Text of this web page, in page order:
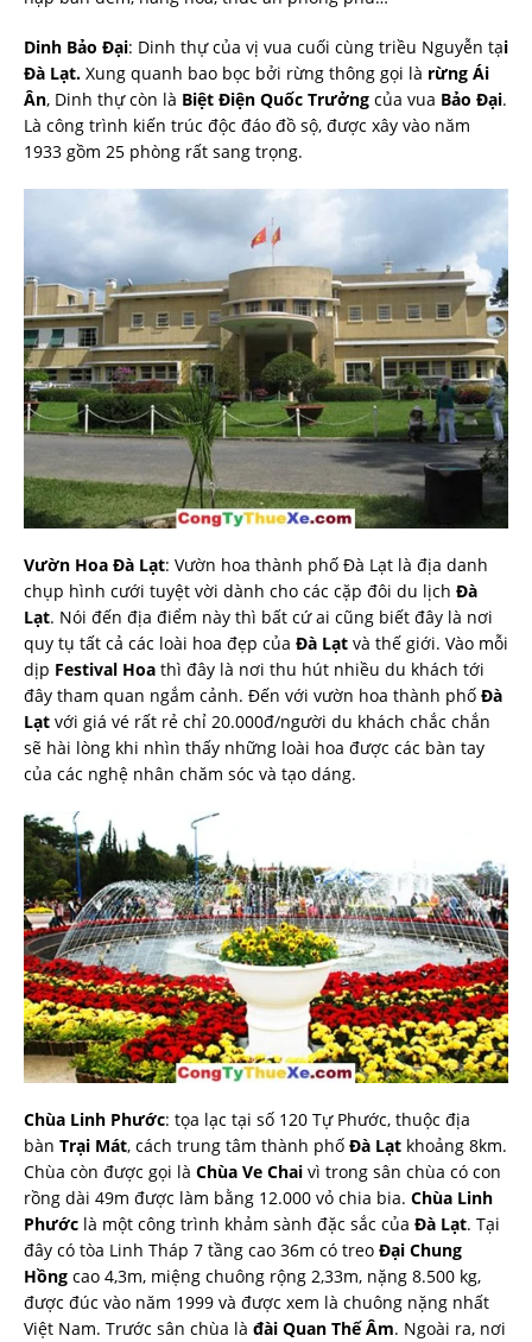
Dinh Bảo Đại: Dinh thự của vị vua cuối cùng triều Nguyễn tại
Đà Lạt. Xung quanh bao bọc bởi rừng thông gọi là rừng Ái
Ân, Dinh thự còn là Biệt Điện Quốc Trưởng của vua Bảo Đại.
Là công trình kiến trúc độc đáo đồ sộ, được xây vào năm
1933 gồm 25 phòng rất sang trọng.
Vườn Hoa Đà Lạt: Vườn hoa thành phố Đà Lạt là địa danh
chụp hình cưới tuyệt vời dành cho các cặp đôi du lịch Đà
Lạt. Nói đến địa điểm này thì bất cứ ai cũng biết đây là nơi
quy tụ tất cả các loài hoa đẹp của Đà Lạt và thế giới. Vào mỗi
dịp Festival Hoa thì đây là nơi thu hút nhiều du khách tới
đây tham quan ngắm cảnh. Đến với vườn hoa thành phố Đà
Lạt với giá vé rất rẻ chỉ 20.000đ/người du khách chắc chắn
sẽ hài lòng khi nhìn thấy những loài hoa được các bàn tay
của các nghệ nhân chăm sóc và tạo dáng.
Chùa Linh Phước: tọa lạc tại số 120 Tự Phước, thuộc địa
bàn Trại Mát, cách trung tâm thành phố Đà Lạt khoảng 8km.
Chùa còn được gọi là Chùa Ve Chai vì trong sân chùa có con
rồng dài 49m được làm bằng 12.000 vỏ chia bia. Chùa Linh
Phước là một công trình khảm sành đặc sắc của Đà Lạt. Tại
đây có tòa Linh Tháp 7 tầng cao 36m có treo Đại Chung
Hồng cao 4,3m, miệng chuông rộng 2,33m, nặng 8.500 kg,
được đúc vào năm 1999 và được xem là chuông nặng nhất
Việt Nam. Trước sân chùa là đài Quan Thế Âm. Ngoài ra, nơi